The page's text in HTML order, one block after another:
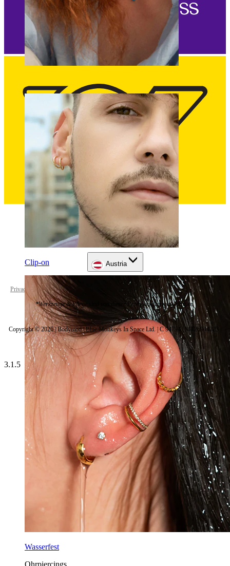
Clip-on
Wasserfest
Ohrpiercings
Austria
Privacy policy Cookie settings
*Werkzeuge & Pflege sind von dieser Promotion ausgeschlossen.
Copyright © 2026 | Bodymod | Blue Monkeys In Space Ltd. | C 94794 | MT26944223 |
3.1.5